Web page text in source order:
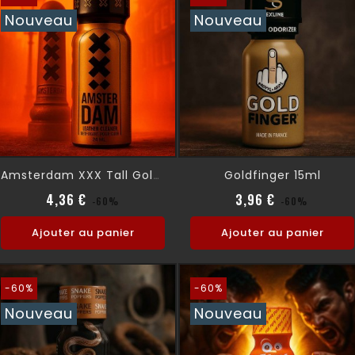
Nouveau
Amsterdam XXX Tall Gold 24ml
4,36 € Prix normal
-60%
Ajouter au panier
Nouveau
Goldfinger 15ml
3,96 € Prix normal
-60%
Ajouter au panier
-60%
Nouveau
-60%
Nouveau